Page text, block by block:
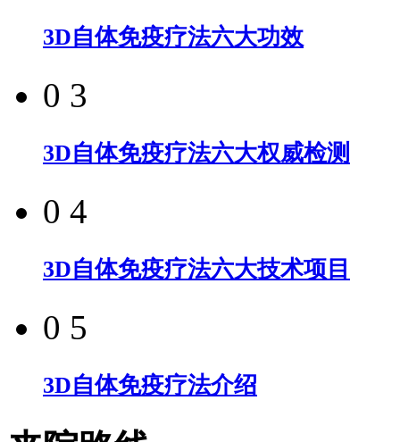
3D自体免疫疗法六大功效
0 3
3D自体免疫疗法六大权威检测
0 4
3D自体免疫疗法六大技术项目
0 5
3D自体免疫疗法介绍